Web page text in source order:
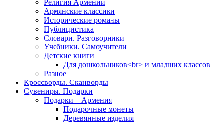
Религия Армении
Армянские классики
Исторические романы
Публицистика
Словари. Разговорники
Учебники. Самоучители
Детские книги
Для дошкольников<br> и младших классов
Разное
Кроссворды. Сканворды
Сувениры. Подарки
Подарки – Армения
Подарочные монеты
Деревянные изделия